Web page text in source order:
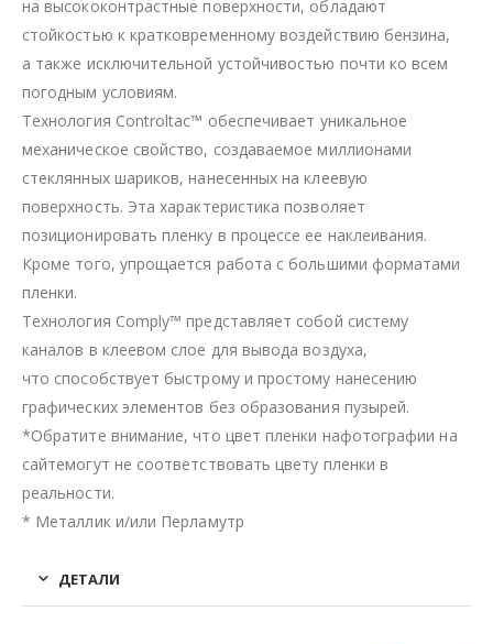
на высококонтрастные поверхности, обладают
стойкостью к кратковременному воздействию бензина,
а также исключительной устойчивостью почти ко всем
погодным условиям.
Технология Controltac™ обеспечивает уникальное
механическое свойство, создаваемое миллионами
стеклянных шариков, нанесенных на клеевую
поверхность. Эта характеристика позволяет
позиционировать пленку в процессе ее наклеивания.
Кроме того, упрощается работа с большими форматами
пленки.
Технология Comply™ представляет собой систему
каналов в клеевом слое для вывода воздуха,
что способствует быстрому и простому нанесению
графических элементов без образования пузырей.
*Обратите внимание, что цвет пленки нафотографии на
сайтемогут не соответствовать цвету пленки в
реальности.
* Металлик и/или Перламутр
ДЕТАЛИ